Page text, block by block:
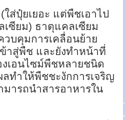
ส่ปุ๋ยเยอะ แต่พืชเอาไป
ซียม) ธาตุแคลเซียม
บคุมการเคลื่อนย้าย
าสู่พืช และยังทำหน้าที่
งเอนไซม์พืชหลายชนิด
ทำให้พืชชะงักการเจริญ
มารถนำสารอาหารใน